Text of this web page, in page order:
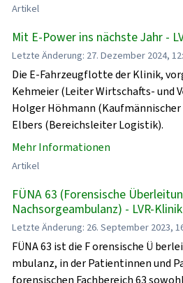
Artikel
Mit E-Power ins nächste Jahr -
Letzte Änderung: 27. Dezember 2024,
Die E-Fahrzeugflotte der Klinik,
Kehmeier (Leiter Wirtschafts- und
Holger Höhmann
Elbers (Bereichsleiter Logistik).
Mehr Informationen
Artikel
FÜNA 63 (Forensische
Nachsorgeambulanz) - LVR-
Letzte Änderung: 26. September 2023,
FÜNA 63 ist die F orensische Ü
mbulanz, in der Patientinnen und
forensischen Fachbereich 63